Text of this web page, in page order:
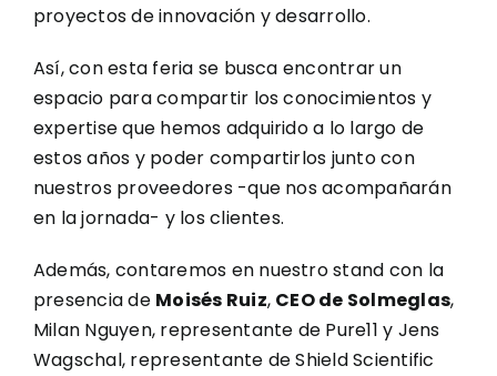
proyectos de innovación y desarrollo.
Así, con esta feria se busca encontrar un
espacio para compartir los conocimientos y
expertise que hemos adquirido a lo largo de
estos años y poder compartirlos junto con
nuestros proveedores -que nos acompañarán
en la jornada- y los clientes.
Además, contaremos en nuestro stand con la
presencia de Moisés Ruiz, CEO de Solmeglas,
Milan Nguyen, representante de Pure11 y Jens
Wagschal, representante de Shield Scientific